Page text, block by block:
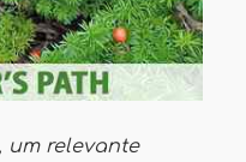
um relevante